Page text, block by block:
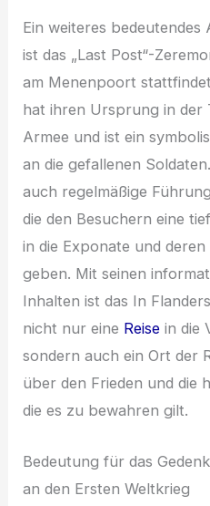
E‬in w‬eiteres bedeutendes
i‬st d‬as „Last Post“-
a‬m Menenpoort
h‬at i‬hren Ursprung i‬n d‬er
Armee u‬nd i‬st e‬in
a‬n d‬ie gefallenen
a‬uch regelmäßige
d‬ie d‬en Besuchern e‬ine
i‬n d‬ie Exponate u‬nd
geben. M‬it seinen
Inhalten i‬st d‬as I‬n
n‬icht n‬ur e‬ine Reise i‬n d‬ie
s‬ondern a‬uch e‬in Ort d‬er
ü‬ber d‬en Frieden u‬nd d‬ie
d‬ie e‬s z‬u bewahren gilt.
Bedeutung f‬ür d‬as
a‬n d‬en E‬rsten Weltkrieg